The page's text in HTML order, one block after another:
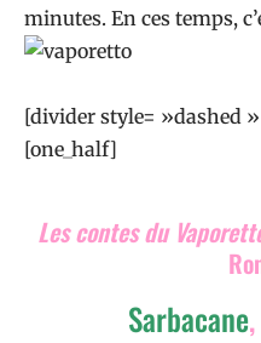
minutes. En ces temps,
[divider style= »dashed
[one_half]
Les contes du
Sarbacane